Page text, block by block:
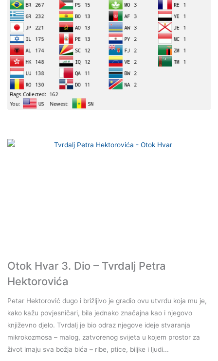
Otok Hvar 3. Dio – Tvrdalj Petra
Hektorovića
Petar Hektorović dugo i brižljivo je gradio ovu utvrdu koja mu je,
kako kažu povjesničari, bila jednako značajna kao i njegovo
književno djelo. Tvrdalj je bio odraz njegove ideje stvaranja
mikrokozmosa – malog, zatvorenog svijeta u kojem prostor za
život imaju sva božja bića – ribe, ptice, biljke i ljudi...